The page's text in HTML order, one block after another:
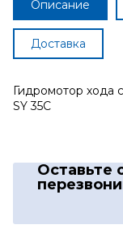
Описание
Доставка
Гидромотор хода
SY 35C
Оставьте